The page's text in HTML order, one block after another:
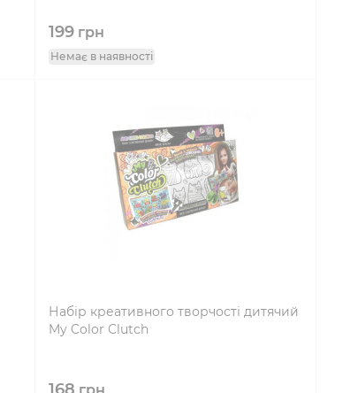
199грн
Немає в наявності
Набір креативного творчості дитячий
My Color Clutch